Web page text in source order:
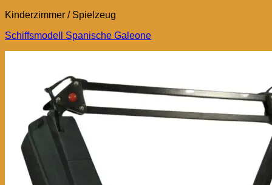
Kinderzimmer / Spielzeug
Schiffsmodell Spanische Galeone